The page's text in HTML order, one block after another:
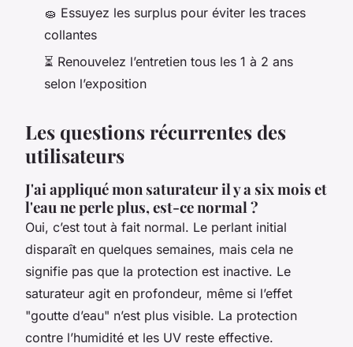
🧽 Essuyez les surplus pour éviter les traces
collantes
⏳ Renouvelez l’entretien tous les 1 à 2 ans
selon l’exposition
Les questions récurrentes des
utilisateurs
J'ai appliqué mon saturateur il y a six mois et
l'eau ne perle plus, est-ce normal ?
Oui, c’est tout à fait normal. Le perlant initial
disparaît en quelques semaines, mais cela ne
signifie pas que la protection est inactive. Le
saturateur agit en profondeur, même si l’effet
"goutte d’eau" n’est plus visible. La protection
contre l’humidité et les UV reste effective.